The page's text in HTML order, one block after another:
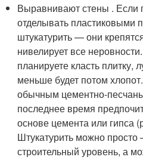
Выравнивают стены . Если
отделывать пластиковыми
штукатурить — они
нивелирует все
планируете класть
меньше будет потом
обычным цементно-
последнее время
основе цемента или гипса
Штукатурить можно
строительный уровень, а